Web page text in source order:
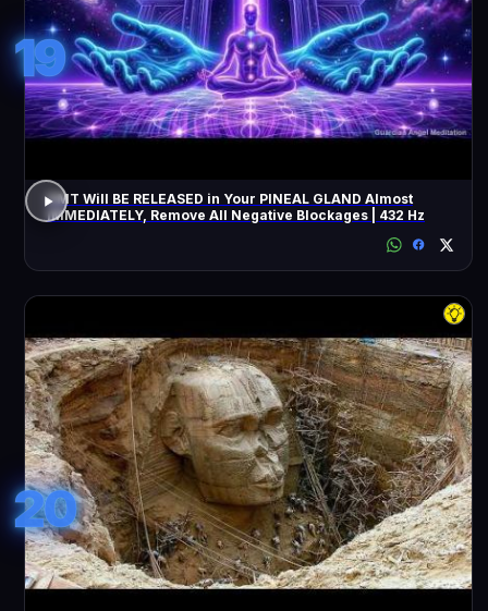
19
DMT Will BE RELEASED in Your PINEAL GLAND Almost
IMMEDIATELY, Remove All Negative Blockages | 432 Hz
20